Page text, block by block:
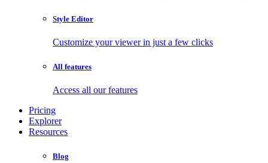
Style Editor
Customize your viewer in just a few clicks
All features
Access all our features
Pricing
Explorer
Resources
Blog